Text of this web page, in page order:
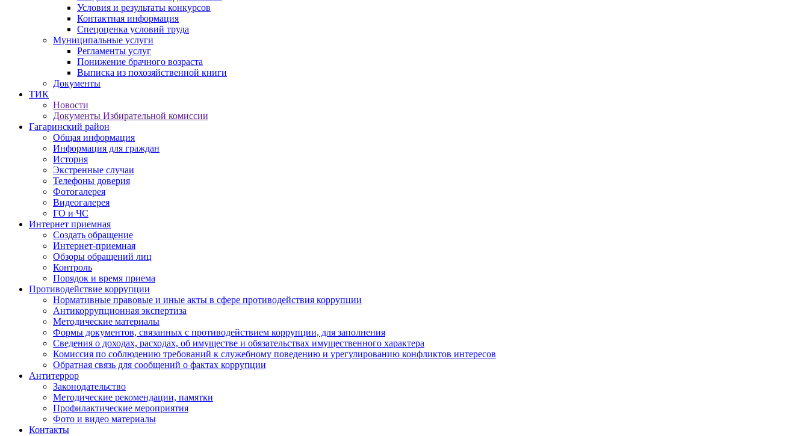
Условия и результаты конкурсов
Контактная информация
Спецоценка условий труда
Муниципальные услуги
Регламенты услуг
Понижение брачного возраста
Выписка из похозяйственной книги
Документы
ТИК
Новости
Документы Избирательной комиссии
Гагаринский район
Общая информация
Информация для граждан
История
Экстренные случаи
Телефоны доверия
Фотогалерея
Видеогалерея
ГО и ЧС
Интернет приемная
Создать обращение
Интернет-приемная
Обзоры обращений лиц
Контроль
Порядок и время приема
Противодействие коррупции
Нормативные правовые и иные акты в сфере противодействия коррупции
Антикоррупционная экспертиза
Методические материалы
Формы документов, связанных с противодействием коррупции, для заполнения
Сведения о доходах, расходах, об имуществе и обязательствах имущественного характера
Комиссия по соблюдению требований к служебному поведению и урегулированию конфликтов интересов
Обратная связь для сообщений о фактах коррупции
Антитеррор
Законодательство
Методические рекомендации, памятки
Профилактические мероприятия
Фото и видео материалы
Контакты